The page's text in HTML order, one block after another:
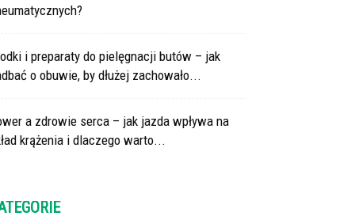
i preparaty do pielęgnacji butów – jak
o obuwie, by dłużej zachowało...
a zdrowie serca – jak jazda wpływa na
krążenia i dlaczego warto...